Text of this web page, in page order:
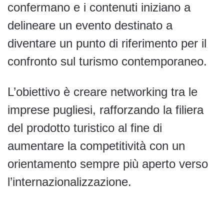
confermano e i contenuti iniziano a
delineare un evento destinato a
diventare un punto di riferimento per il
confronto sul turismo contemporaneo.
L’obiettivo è creare networking tra le
imprese pugliesi, rafforzando la filiera
del prodotto turistico al fine di
aumentare la competitività con un
orientamento sempre più aperto verso
l’internazionalizzazione.